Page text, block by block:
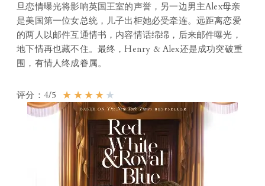
旦恋情曝光将影响英国王室的声誉，另一边男主Alex母亲
是美国第一位女总统，儿子出柜她必受牵连。远距离恋爱
的两人以邮件互通情书，内容情话绵绵，后来邮件曝光，
地下情再也藏不住。最终，Henry & Alex还是成功突破重
围，有情人终成眷属。
评分：4/5 ★ ★★★ ★